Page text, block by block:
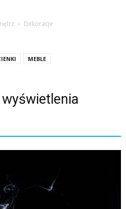
Dekoracje
MEBLE